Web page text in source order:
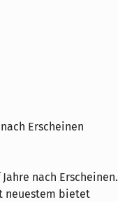
Erscheinen
nach Erscheinen.
neuestem bietet